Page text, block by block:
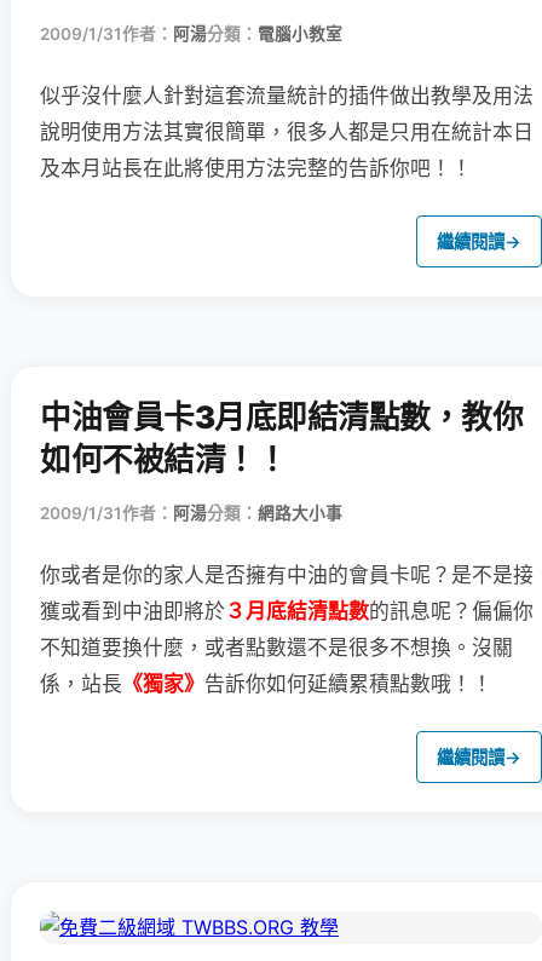
2009/1/31作者： 阿湯分類： 電腦小教室
似乎沒什麼人針對這套流量統計的插件做出教學及用法
說明使用方法其實很簡單，很多人都是只用在統計本日
及本月站長在此將使用方法完整的告訴你吧！！
繼續閱讀→
中油會員卡3月底即結清點數，教你
如何不被結清！！
2009/1/31作者： 阿湯分類： 網路大小事
你或者是你的家人是否擁有中油的會員卡呢？ 是不是接
獲或看到中油即將於 ３月底結清點數的訊息呢？ 偏偏你
不知道要換什麼，或者點數還不是很多不想換。 沒關
係，站長 《獨家》 告訴你如何延續累積點數哦！！
繼續閱讀→